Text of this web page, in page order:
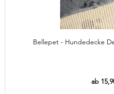
Bellepet - Hundedecke
ab